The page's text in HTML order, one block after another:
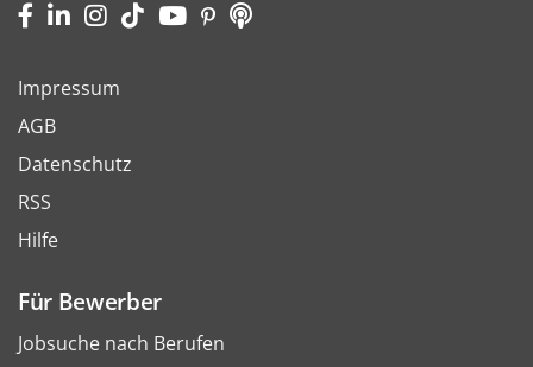
Impressum
AGB
Datenschutz
RSS
Hilfe
Für Bewerber
Jobsuche nach Berufen